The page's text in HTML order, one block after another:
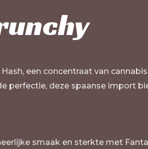
een concentraat van
perfectie, deze spaanse import
smaak en sterkte met